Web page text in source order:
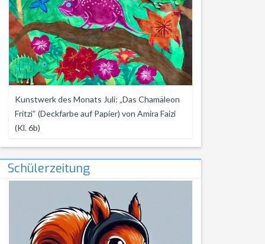
Kunstwerk des Monats Juli: „Das Chamäleon
Fritzi“ (Deckfarbe auf Papier) von Amira Faizi
(Kl. 6b)
Schülerzeitung